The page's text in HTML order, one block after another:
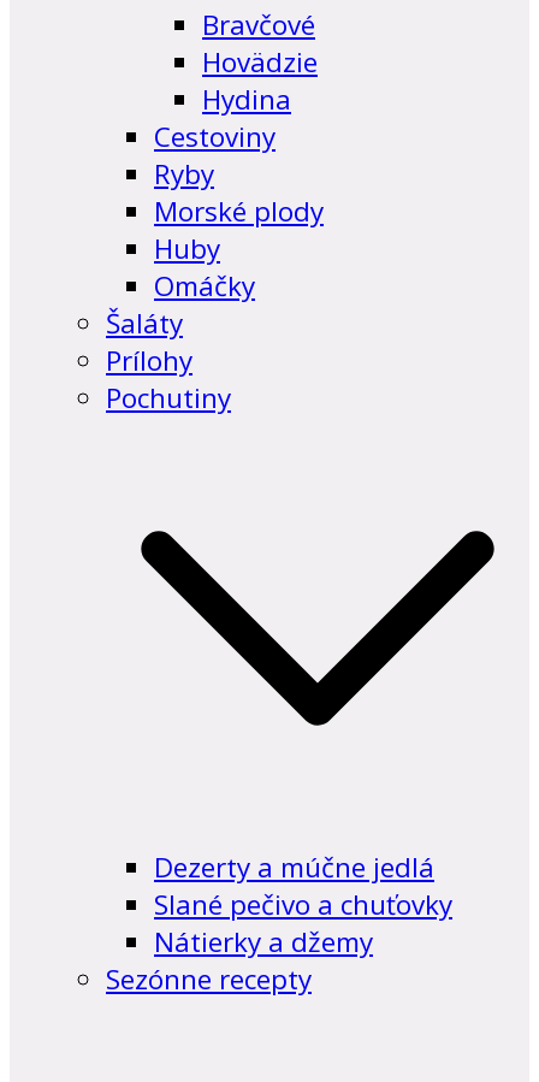
Bravčové
Hovädzie
Hydina
Cestoviny
Ryby
Morské plody
Huby
Omáčky
Šaláty
Prílohy
Pochutiny
Dezerty a múčne jedlá
Slané pečivo a chuťovky
Nátierky a džemy
Sezónne recepty